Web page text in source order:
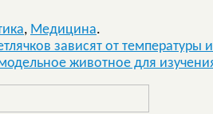
, Медицина.
зависят от температуры
животное для